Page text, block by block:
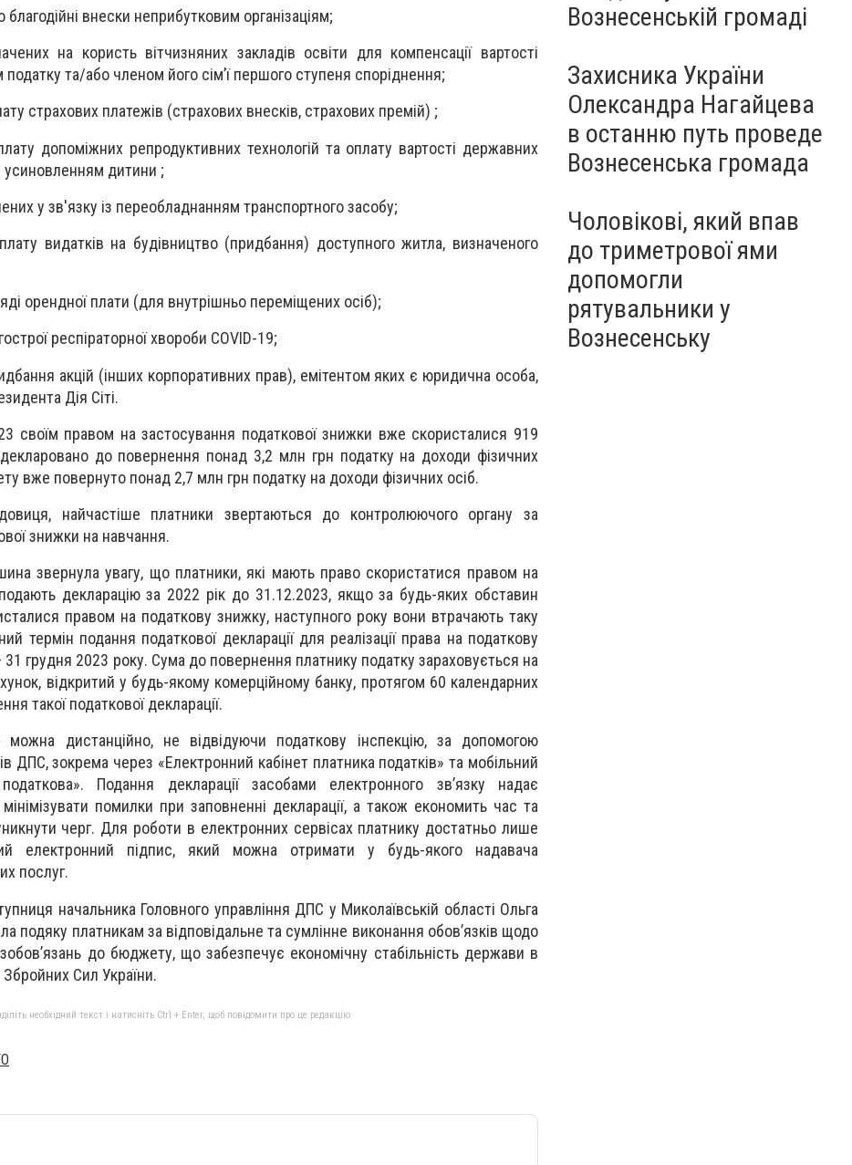
внески неприбутковим організаціям;
на користь вітчизняних закладів освіти для компенсації вартості
та/або членом його сім’ї першого ступеня споріднення;
страхових платежів (страхових внесків, страхових премій) ;
допоміжних репродуктивних технологій та оплату вартості державних
усиновленням дитини ;
у зв'язку із переобладнанням транспортного засобу;
видатків на будівництво (придбання) доступного житла, визначеного
орендної плати (для внутрішньо переміщених осіб);
респіраторної хвороби COVID-19;
акцій (інших корпоративних прав), емітентом яких є юридична особа,
Дія Сіті.
своїм правом на застосування податкової знижки вже скористалися 919
до повернення понад 3,2 млн грн податку на доходи фізичних
вже повернуто понад 2,7 млн грн податку на доходи фізичних осіб.
найчастіше платники звертаються до контролюючого органу за
знижки на навчання.
звернула увагу, що платники, які мають право скористатися правом на
декларацію за 2022 рік до 31.12.2023, якщо за будь-яких обставин
правом на податкову знижку, наступного року вони втрачають таку
термін подання податкової декларації для реалізації права на податкову
31 грудня 2023 року. Сума до повернення платнику податку зараховується на
відкритий у будь-якому комерційному банку, протягом 60 календарних
такої податкової декларації.
можна дистанційно, не відвідуючи податкову інспекцію, за допомогою
ДПС, зокрема через «Електронний кабінет платника податків» та мобільний
Подання декларації засобами електронного зв’язку надає
помилки при заповненні декларації, а також економить час та
черг. Для роботи в електронних сервісах платнику достатньо лише
електронний підпис, який можна отримати у будь-якого надавача
послуг.
начальника Головного управління ДПС у Миколаївській області Ольга
подяку платникам за відповідальне та сумлінне виконання обов’язків щодо
до бюджету, що забезпечує економічну стабільність держави в
Сил України.
необхідний текст і натисніть Ctrl + Enter, щоб повідомити про це редакцію
Вознесенській громаді
Захисника України
Олександра Нагайцева
в останню путь проведе
Вознесенська громада
Чоловікові, який впав
до триметрової ями
допомогли
рятувальники у
Вознесенську